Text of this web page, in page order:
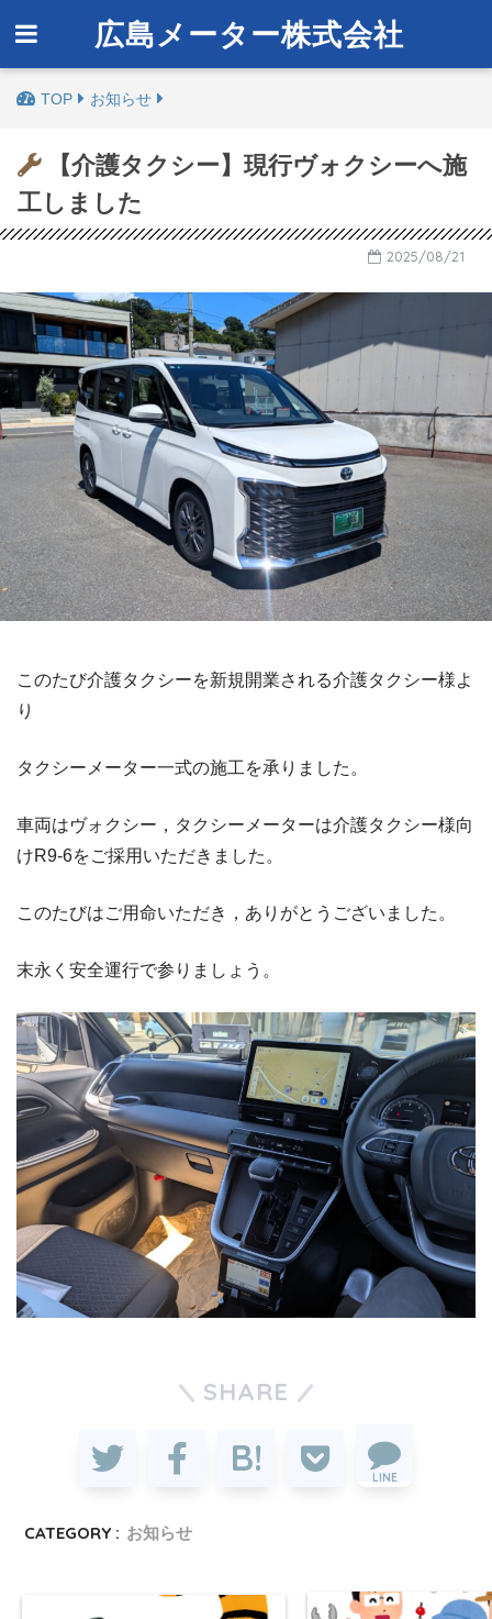
広島メーター株式会社
お知らせ
【介護タクシー】現行ヴォクシーへ施
工しました
2025/08/21
このたび介護タクシーを新規開業される介護タクシー様よ
り
タクシーメーター一式の施工を承りました。
車両はヴォクシー，タクシーメーターは介護タクシー様向
けR9-6をご採用いただきました。
このたびはご用命いただき，ありがとうございました。
末永く安全運行で参りましょう。
SHARE
LINE
CATEGORY : お知らせ